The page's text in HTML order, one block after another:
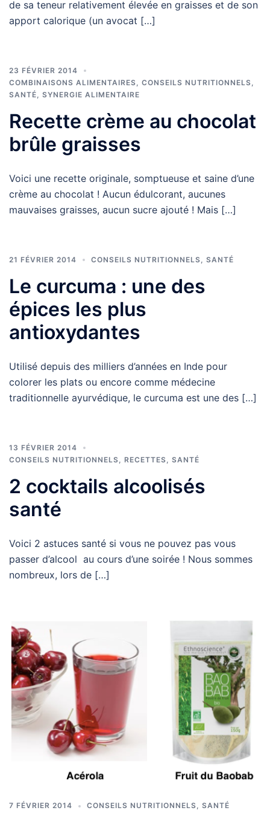
de sa teneur relativement élevée en graisses et de son
apport calorique (un avocat […]
23 FÉVRIER 2014
COMBINAISONS ALIMENTAIRES
CONSEILS NUTRITIONNELS
SANTÉ
SYNERGIE ALIMENTAIRE
Recette crème au chocolat
brûle graisses
Voici une recette originale, somptueuse et saine d’une
crème au chocolat ! Aucun édulcorant, aucunes
mauvaises graisses, aucun sucre ajouté ! Mais […]
21 FÉVRIER 2014 CONSEILS NUTRITIONNELS SANTÉ
Le curcuma : une des
épices les plus
antioxydantes
Utilisé depuis des milliers d’années en Inde pour
colorer les plats ou encore comme médecine
traditionnelle ayurvédique, le curcuma est une des […]
13 FÉVRIER 2014
CONSEILS NUTRITIONNELS
RECETTES SANTÉ
2 cocktails alcoolisés
santé
Voici 2 astuces santé si vous ne pouvez pas vous
passer d’alcool au cours d’une soirée ! Nous sommes
nombreux, lors de […]
7 FÉVRIER 2014 CONSEILS NUTRITIONNELS, SANTÉ